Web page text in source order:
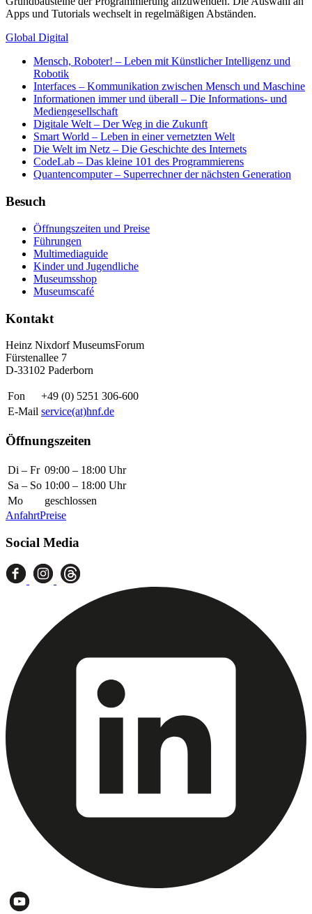
Apps und Tutorials wechselt in regelmäßigen Abständen.
Global Digital
Mensch, Roboter! – Leben mit Künstlicher Intelligenz und
Robotik
Interfaces – Kommunikation zwischen Mensch und Maschine
Informationen immer und überall – Die Informations- und
Mediengesellschaft
Digitale Welt – Der Weg in die Zukunft
Smart World – Leben in einer vernetzten Welt
Die Welt im Netz – Die Geschichte des Internets
CodeLab – Das kleine 101 des Programmierens
Quantencomputer – Superrechner der nächsten Generation
Besuch
Öffnungszeiten und Preise
Führungen
Multimediaguide
Kinder und Jugendliche
Museumsshop
Museumscafé
Kontakt
Heinz Nixdorf MuseumsForum
Fürstenallee 7
D-33102 Paderborn
Fon
+49 (0) 5251 306-600
E-Mail service(at)hnf.de
Öffnungszeiten
Di – Fr 09:00 – 18:00 Uhr
Sa – So 10:00 – 18:00 Uhr
Mo
geschlossen
AnfahrtPreise
Social Media